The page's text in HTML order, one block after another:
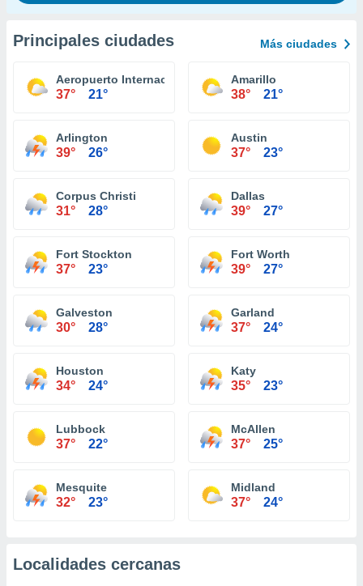
Principales ciudades Más ciudades
Aeropuerto Internacional El Paso
37° 21°
Amarillo
38° 21°
Arlington
39° 26°
Austin
37° 23°
Corpus Christi
31° 28°
Dallas
39° 27°
Fort Stockton
37° 23°
Fort Worth
39° 27°
Galveston
30° 28°
Garland
37° 24°
Houston
34° 24°
Katy
35° 23°
Lubbock
37° 22°
McAllen
37° 25°
Mesquite
32° 23°
Midland
37° 24°
Localidades cercanas